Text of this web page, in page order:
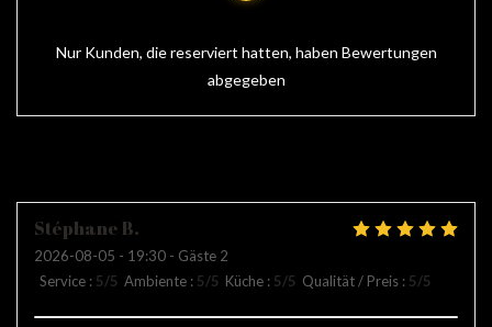
Stéphane B
2026-08-05 - 19:30 - Gäste 2
Service : 5/5 Ambiente : 5/5 Küche : 5/5 Qualität / Preis : 5/5
Nur Kunden, die reserviert hatten, haben Bewertungen
abgegeben